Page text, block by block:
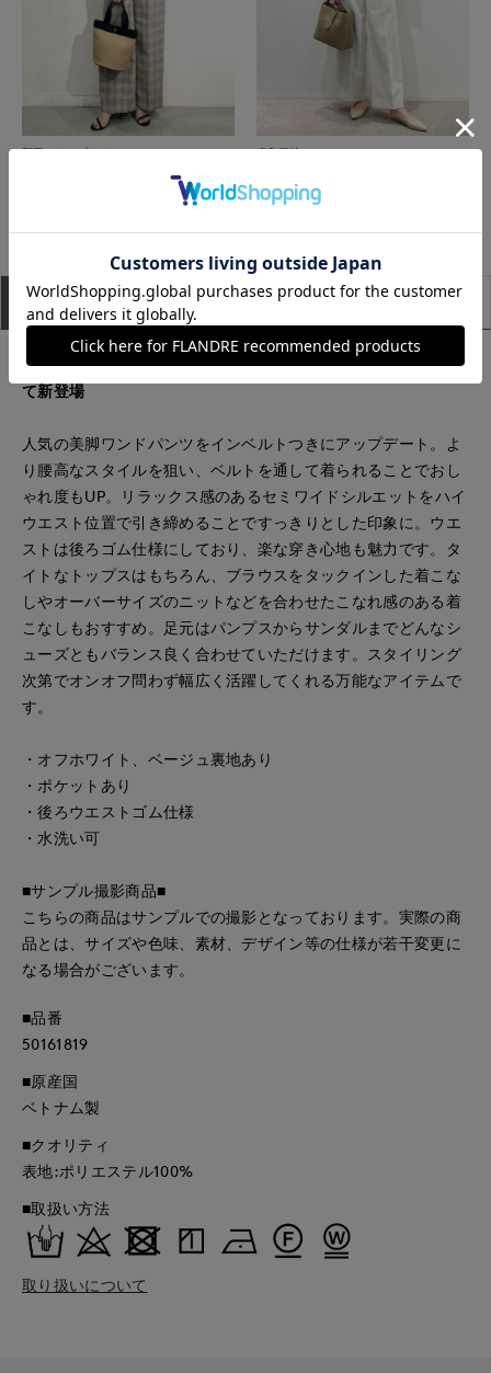
那覇メインプレイスI.T.'S.international 広島三越SUPERIORCLOSET
もっと見る
アイテム説明 サイズ詳細 購入レビュー
INEDの新定番となった美脚ワイドパンツがブラッシュアップし
て新登場
人気の美脚ワンドパンツをインベルトつきにアップデート。よ
り腰高なスタイルを狙い、ベルトを通して着られることでおし
ゃれ度もUP。リラックス感のあるセミワイドシルエットをハイ
ウエスト位置で引き締めることですっきりとした印象に。ウエ
ストは後ろゴム仕様にしており、楽な穿き心地も魅力です。タ
イトなトップスはもちろん、ブラウスをタックインした着こな
しやオーバーサイズのニットなどを合わせたこなれ感のある着
こなしもおすすめ。足元はパンプスからサンダルまでどんなシ
ューズともバランス良く合わせていただけます。スタイリング
次第でオンオフ問わず幅広く活躍してくれる万能なアイテムで
す。
・オフホワイト、ベージュ裏地あり
・ポケットあり
・後ろウエストゴム仕様
・水洗い可
■サンプル撮影商品■
こちらの商品はサンプルでの撮影となっております。実際の商
品とは、サイズや色味、素材、デザイン等の仕様が若干変更に
なる場合がございます。
■品番
50161819
■原産国
ベトナム製
■クオリティ
表地:ポリエステル100%
■取扱い方法
取り扱いについて